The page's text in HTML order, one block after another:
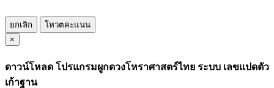
ยกเลิก
โหวตคะแนน
×
ดาวน์โหลด โปรแกรมผูกดวงโหราศาสตร์ไทย ระบบ เลขแปดตัว
เก้าฐาน